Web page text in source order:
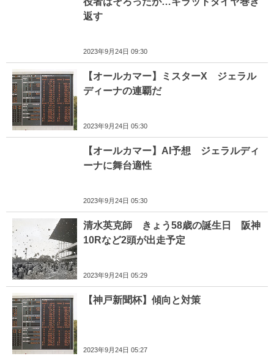
返す
2023年9月24日 09:30
【オールカマー】ミスターX ジェラル
ディーナの連覇だ
2023年9月24日 05:30
【オールカマー】AI予想 ジェラルディ
ーナに舞台適性
2023年9月24日 05:30
清水英克師 きょう58歳の誕生日 阪神
10Rなど2頭が出走予定
2023年9月24日 05:29
【神戸新聞杯】傾向と対策
2023年9月24日 05:27